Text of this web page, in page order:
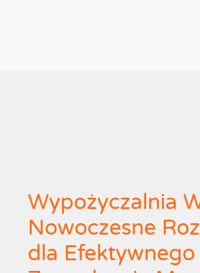
Wypożyczalnia
Nowoczesne
dla Efektywnego